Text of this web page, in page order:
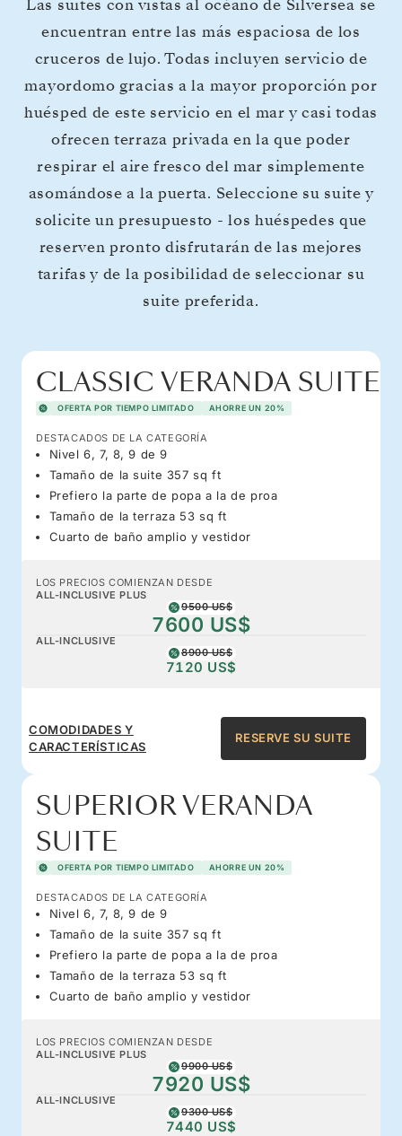
Las suites con vistas al océano de Silversea se
encuentran entre las más espaciosa de los
cruceros de lujo. Todas incluyen servicio de
mayordomo gracias a la mayor proporción por
huésped de este servicio en el mar y casi todas
ofrecen terraza privada en la que poder
respirar el aire fresco del mar simplemente
asomándose a la puerta. Seleccione su suite y
solicite un presupuesto - los huéspedes que
reserven pronto disfrutarán de las mejores
tarifas y de la posibilidad de seleccionar su
suite preferida.
CLASSIC VERANDA SUITE
OFERTA POR TIEMPO LIMITADO AHORRE UN 20%
DESTACADOS DE LA CATEGORÍA
Nivel 6, 7, 8, 9 de 9
Tamaño de la suite 357 sq ft
Prefiero la parte de popa a la de proa
Tamaño de la terraza 53 sq ft
Cuarto de baño amplio y vestidor
LOS PRECIOS COMIENZAN DESDE
ALL-INCLUSIVE PLUS
9500 US$
7600 US$
ALL-INCLUSIVE
8900 US$
7120 US$
COMODIDADES Y
CARACTERÍSTICAS
RESERVE SU SUITE
SUPERIOR VERANDA
SUITE
OFERTA POR TIEMPO LIMITADO AHORRE UN 20%
DESTACADOS DE LA CATEGORÍA
Nivel 6, 7, 8, 9 de 9
Tamaño de la suite 357 sq ft
Prefiero la parte de popa a la de proa
Tamaño de la terraza 53 sq ft
Cuarto de baño amplio y vestidor
LOS PRECIOS COMIENZAN DESDE
ALL-INCLUSIVE PLUS
9900 US$
7920 US$
ALL-INCLUSIVE
9300 US$
7440 US$